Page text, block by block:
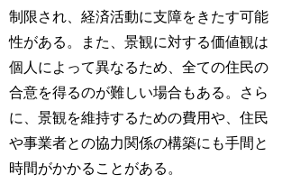
制限され、経済活動に支障をきたす可能
性がある。また、景観に対する価値観は
個人によって異なるため、全ての住民の
合意を得るのが難しい場合もある。さら
に、景観を維持するための費用や、住民
や事業者との協力関係の構築にも手間と
時間がかかることがある。